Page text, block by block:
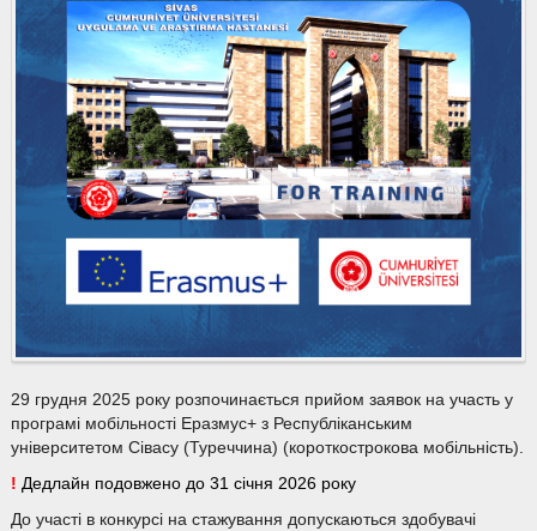
29 грудня 2025 року розпочинається прийом заявок на участь у
програмі мобільності Еразмус+ з Республіканським
університетом Сівасу (Туреччина) (короткострокова мобільність).
! Дедлайн подовжено до 31 січня 2026 року
До участі в конкурсі на стажування допускаються здобувачі